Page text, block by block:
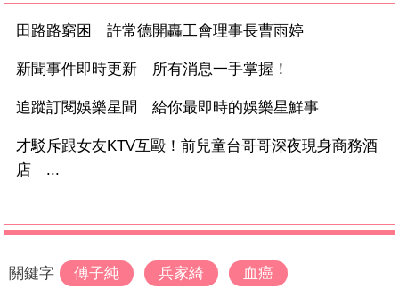
田路路窮困 許常德開轟工會理事長曹雨婷
新聞事件即時更新 所有消息一手掌握！
追蹤訂閱娛樂星聞 給你最即時的娛樂星鮮事
才駁斥跟女友KTV互毆！前兒童台哥哥深夜現身商務酒
店 ...
關鍵字 傅子純 兵家綺 血癌